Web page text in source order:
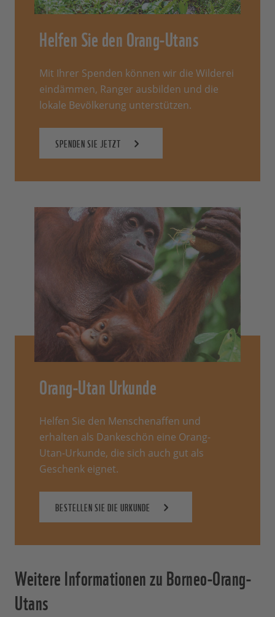
Helfen Sie den Orang-Utans
Mit Ihrer Spenden können wir die Wilderei
eindämmen, Ranger ausbilden und die
lokale Bevölkerung unterstützen.
SPENDEN SIE JETZT
Orang-Utan Urkunde
Helfen Sie den Menschenaffen und
erhalten als Dankeschön eine Orang-
Utan-Urkunde, die sich auch gut als
Geschenk eignet.
BESTELLEN SIE DIE URKUNDE
Weitere Informationen zu Borneo-Orang-
Utans